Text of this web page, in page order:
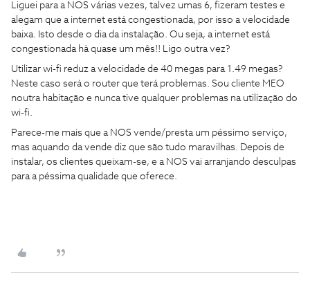
Liguei para a NOS várias vezes, talvez umas 6, fizeram testes e
alegam que a internet está congestionada, por isso a velocidade
baixa. Isto desde o dia da instalação. Ou seja, a internet está
congestionada hà quase um mês!! Ligo outra vez?
Utilizar wi-fi reduz a velocidade de 40 megas para 1.49 megas?
Neste caso será o router que terá problemas. Sou cliente MEO
noutra habitação e nunca tive qualquer problemas na utilização do
wi-fi.
Parece-me mais que a NOS vende/presta um péssimo serviço,
mas aquando da vende diz que são tudo maravilhas. Depois de
instalar, os clientes queixam-se, e a NOS vai arranjando desculpas
para a péssima qualidade que oferece.